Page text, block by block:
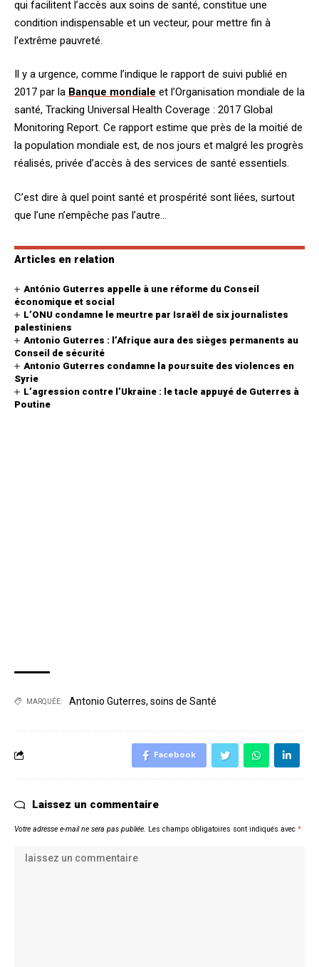
qui facilitent l’accès aux soins de santé, constitue une
condition indispensable et un vecteur, pour mettre fin à
l’extrême pauvreté.
Il y a urgence, comme l’indique le rapport de suivi publié en
2017 par la Banque mondiale et l’Organisation mondiale de la
santé, Tracking Universal Health Coverage : 2017 Global
Monitoring Report. Ce rapport estime que près de la moitié de
la population mondiale est, de nos jours et malgré les progrès
réalisés, privée d’accès à des services de santé essentiels.
C’est dire à quel point santé et prospérité sont liées, surtout
que l’une n’empêche pas l’autre…
Articles en relation
António Guterres appelle à une réforme du Conseil
économique et social
L’ONU condamne le meurtre par Israël de six journalistes
palestiniens
Antonio Guterres : l’Afrique aura des sièges permanents au
Conseil de sécurité
Antonio Guterres condamne la poursuite des violences en
Syrie
L’agression contre l’Ukraine : le tacle appuyé de Guterres à
Poutine
MARQUÉE: Antonio Guterres, soins de Santé
Facebook
Laissez un commentaire
Votre adresse e-mail ne sera pas publiée. Les champs obligatoires sont indiqués avec *